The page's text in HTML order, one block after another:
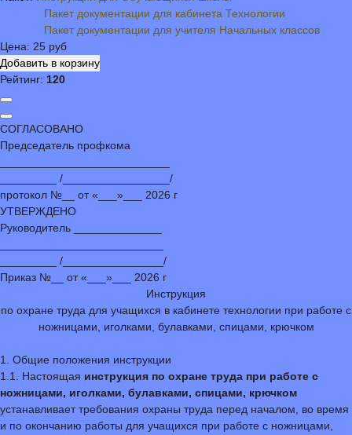
Пакет документации для кабинета Технологии
Пакет документации для учителя Начальных классов
Цена: 25 руб
Рейтинг: 120
СОГЛАСОВАНО
Председатель профкома
_________ /_________________/
протокол №__ от «___»___ 2026 г
УТВЕРЖДЕНО
Руководитель ______________
_________ /________________/
Приказ №__ от «___»___ 2026 г
Инструкция
по охране труда для учащихся в кабинете технологии при работе с
ножницами, иголками, булавками, спицами, крючком
1. Общие положения инструкции
1.1. Настоящая инструкция по охране труда при работе с
ножницами, иголками, булавками, спицами, крючком
устанавливает требования охраны труда перед началом, во время
и по окончанию работы для учащихся при работе с ножницами,